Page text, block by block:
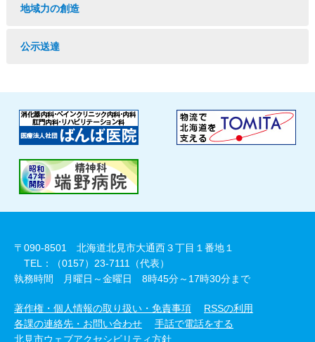
地域力の創造
公示送達
〒090-8501 北海道北見市大通西３丁目１番地１
TEL：（0157）23-7111（代表）
執務時間 月曜日～金曜日 8時45分～17時30分まで
著作権・個人情報の取り扱い・免責事項
RSSの利用
各課の連絡先・お問い合わせ
手話で電話をする
北見市ウェブアクセシビリティ方針